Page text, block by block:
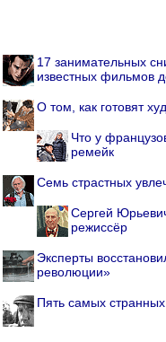
17 занимательных
известных фильмов
О том, как готовят
Что у
ремейк
Семь страстных
Сергей
режиссёр
Эксперты
революции»
Пять самых